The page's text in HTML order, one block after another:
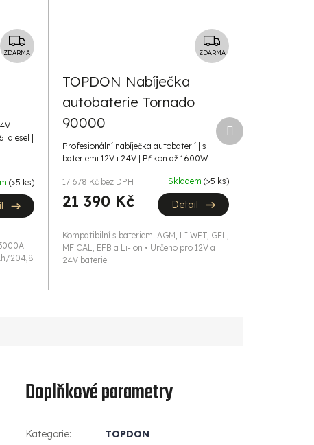
Z
D
ZDARMA
diesel |
(>5 ks)
204,8
Z
D
A
ZDARMA
TOPDON Nabíječka
autobaterie Tornado
90000
Profesionální nabíječka autobaterií | s
bateriemi 12V i 24V | Příkon až 1600W
17 678 Kč bez DPH
21 390 Kč
Skladem (>5 ks)
Detail
Kompatibilní s bateriemi AGM, LI WET, GEL,
MF CAL, EFB a Li-ion • Určeno pro 12V a
24V baterie...
Další
produkt
Doplňkové parametry
Kategorie:
TOPDON